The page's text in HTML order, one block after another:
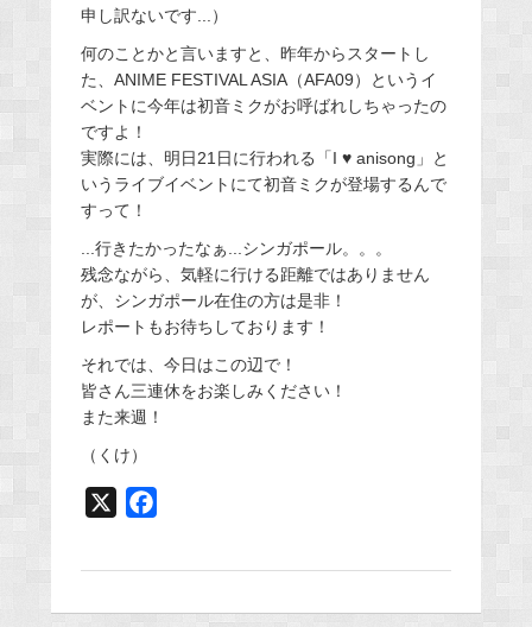
申し訳ないです...）
何のことかと言いますと、昨年からスタートし
た、ANIME FESTIVAL ASIA（AFA09）というイ
ベントに今年は初音ミクがお呼ばれしちゃったの
ですよ！
実際には、明日21日に行われる「I ♥ anisong」と
いうライブイベントにて初音ミクが登場するんで
すって！
...行きたかったなぁ...シンガポール。。。
残念ながら、気軽に行ける距離ではありません
が、シンガポール在住の方は是非！
レポートもお待ちしております！
それでは、今日はこの辺で！
皆さん三連休をお楽しみください！
また来週！
（くけ）